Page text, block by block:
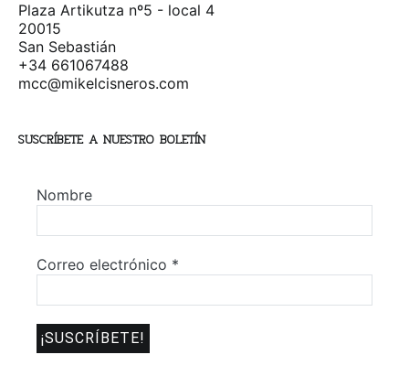
Plaza Artikutza nº5 - local 4
20015
San Sebastián
+34 661067488
mcc@mikelcisneros.com
SUSCRÍBETE A NUESTRO BOLETÍN
Nombre
Correo electrónico *